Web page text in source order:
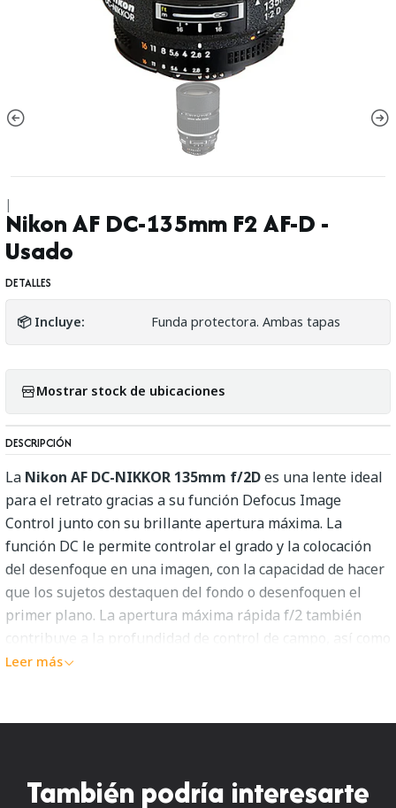
|
Nikon AF DC-135mm F2 AF-D -
Usado
DETALLES
📦 Incluye: Funda protectora. Ambas tapas
Mostrar stock de ubicaciones
DESCRIPCIÓN
La Nikon AF DC-NIKKOR 135mm f/2Des una lente ideal
para el retrato gracias a su función Defocus Image
Control junto con su brillante apertura máxima. La
función DC le permite controlar el grado y la colocación
del desenfoque en una imagen, con la capacidad de hacer
que los sujetos destaquen del fondo o desenfoquen el
primer plano. La apertura máxima rápida f/2 también
contribuye a la profundidad de control de campo, así como
a los beneficios de trabajar en condiciones de poca luz.
integrado que controla el destello y el fantasma para
Además, un sistema de enfoque trasero promueve un
Leer más
También podría interesarte